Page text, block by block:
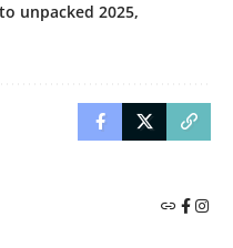
unpacked 2025